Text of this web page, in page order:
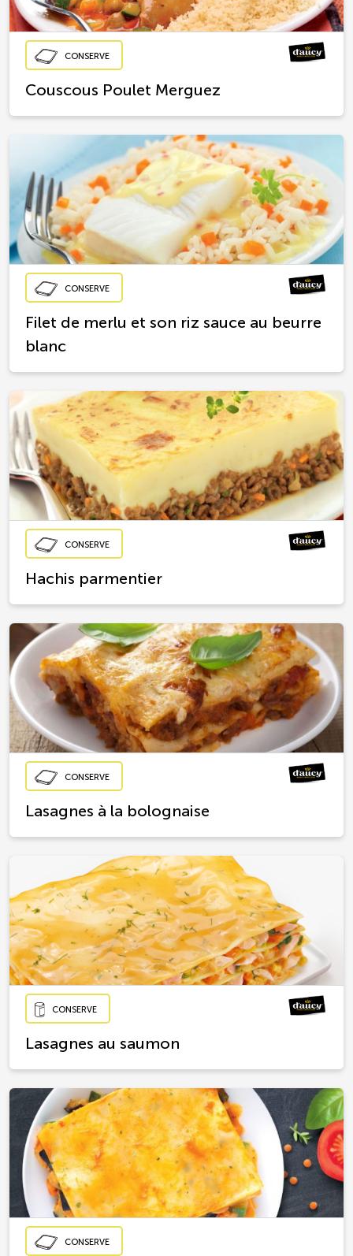
CONSERVE
Couscous Poulet Merguez
CONSERVE
Filet de merlu et son riz sauce au beurre
blanc
CONSERVE
Hachis parmentier
CONSERVE
Lasagnes à la bolognaise
CONSERVE
Lasagnes au saumon
CONSERVE